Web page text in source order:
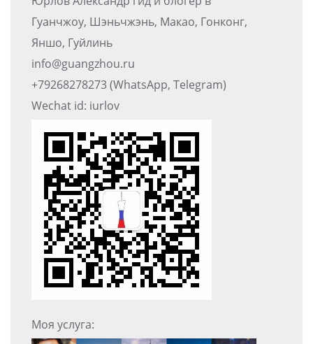
Гуанчжоу, Шэньчжэнь, Макао, Гонконг,
Яншо, Гуйлинь
info@guangzhou.ru
+79268278273 (WhatsApp, Telegram)
Wechat id: iurlov
Моя услуга: